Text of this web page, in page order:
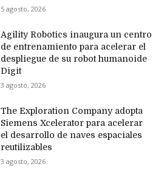
5 agosto, 2026
Agility Robotics inaugura un centro
de entrenamiento para acelerar el
despliegue de su robot humanoide
Digit
3 agosto, 2026
The Exploration Company adopta
Siemens Xcelerator para acelerar
el desarrollo de naves espaciales
reutilizables
3 agosto, 2026